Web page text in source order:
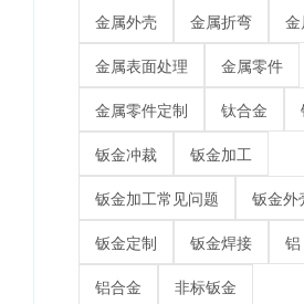
金属外壳 金属折弯 金
金属表面处理 金属零件
金属零件定制 钛合金
钣金冲裁 钣金加工
钣金加工常见问题 钣金外
钣金定制 钣金焊接 铝
铝合金 非标钣金